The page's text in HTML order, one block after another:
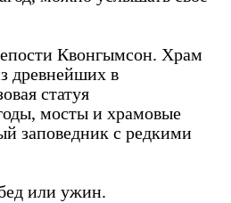
Квонгымсон. Храм
древнейших в
статуя
мосты и храмовые
заповедник с редкими
или ужин.